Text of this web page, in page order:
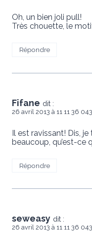
Oh, un bien joli pull!
Très chouette, le
Répondre
Fifane dit :
26 avril 2013 à 11 11 36
Il est ravissant! Dis,
beaucoup, qu’est-ce
Répondre
seweasy dit :
26 avril 2013 à 11 11 36